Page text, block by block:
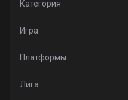
Категория
Игра
Платформы
Лига